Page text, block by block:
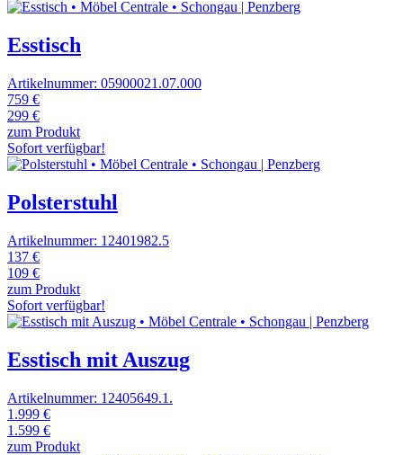
Esstisch
Artikelnummer: 05900021.07.000
759 €
299 €
zum Produkt
Sofort verfügbar!
Polsterstuhl
Artikelnummer: 12401982.5
137 €
109 €
zum Produkt
Sofort verfügbar!
Esstisch mit Auszug
Artikelnummer: 12405649.1.
1.999 €
1.599 €
zum Produkt